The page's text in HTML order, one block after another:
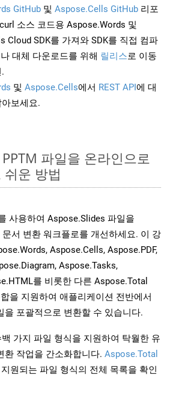
GitHub 및 Aspose.Cells GitHub 리포
소스 코드용 Aspose.Words 및
Cloud SDK를 가져와 SDK를 직접 컴파
대체 다운로드를 위해 릴리스로 이동
및 Aspose.Cells에서 REST API에 대
보세요.
파일을 온라인으로
운 방법
사용하여 Aspose.Slides 파일을
서 변환 워크플로를 개선하세요. 이 강
Aspose.Cells, Aspose.PDF,
Aspose.Tasks,
를 비롯한 다른 Aspose.Total
을 지원하여 애플리케이션 전반에서
을 포괄적으로 변환할 수 있습니다.
가지 파일 형식을 지원하여 탁월한 유
환 작업을 간소화합니다. Aspose.Total
원되는 파일 형식의 전체 목록을 확인